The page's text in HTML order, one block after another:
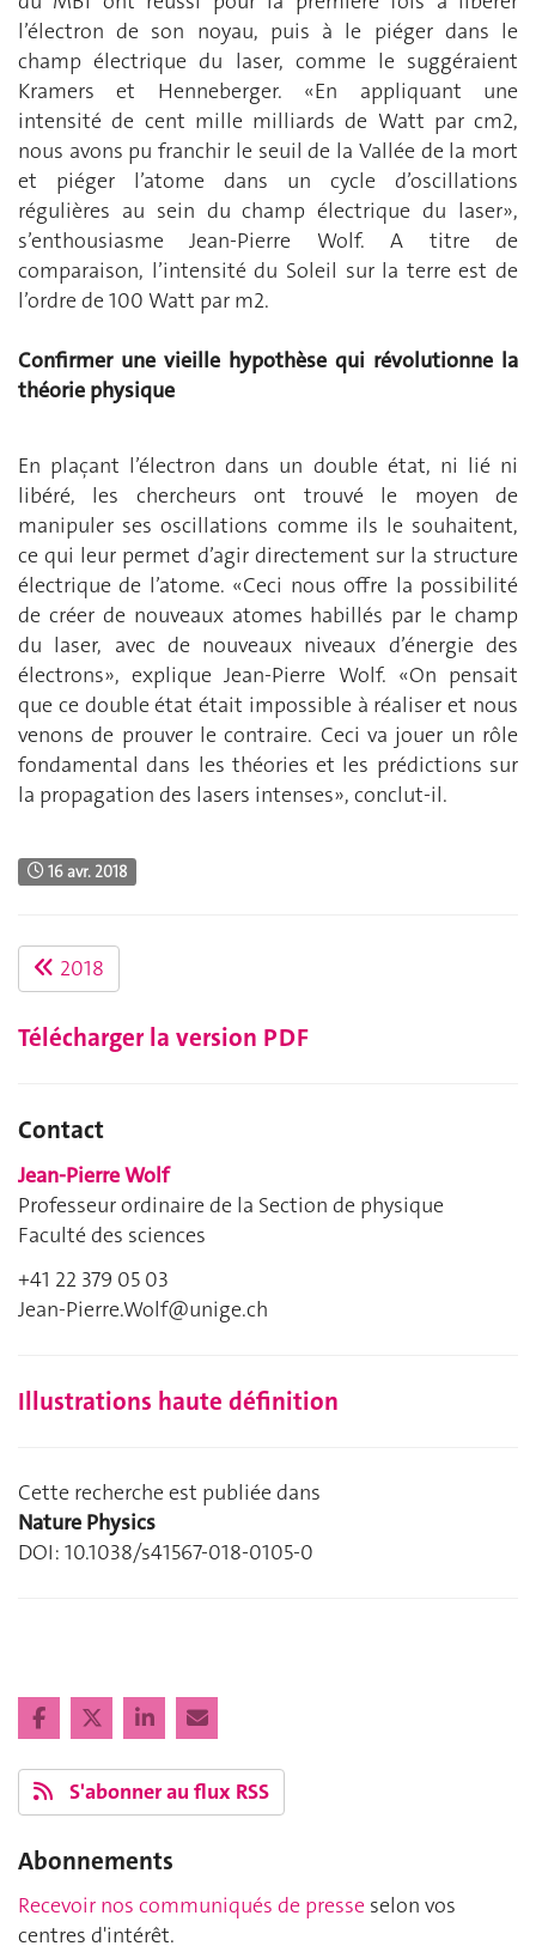
l’électron de son noyau, puis à le piéger dans le
champ électrique du laser, comme le suggéraient
Kramers et Henneberger. «En appliquant une
intensité de cent mille milliards de Watt par cm2,
nous avons pu franchir le seuil de la Vallée de la mort
et piéger l’atome dans un cycle d’oscillations
régulières au sein du champ électrique du laser»,
s’enthousiasme Jean-Pierre Wolf. A titre de
comparaison, l’intensité du Soleil sur la terre est de
l’ordre de 100 Watt par m2.
Confirmer une vieille hypothèse qui révolutionne la
théorie physique
En plaçant l’électron dans un double état, ni lié ni
libéré, les chercheurs ont trouvé le moyen de
manipuler ses oscillations comme ils le souhaitent,
ce qui leur permet d’agir directement sur la structure
électrique de l’atome. «Ceci nous offre la possibilité
de créer de nouveaux atomes habillés par le champ
du laser, avec de nouveaux niveaux d’énergie des
électrons», explique Jean-Pierre Wolf. «On pensait
que ce double état était impossible à réaliser et nous
venons de prouver le contraire. Ceci va jouer un rôle
fondamental dans les théories et les prédictions sur
la propagation des lasers intenses», conclut-il.
16 avr. 2018
2018
Télécharger la version PDF
Contact
Jean-Pierre Wolf
Professeur ordinaire de la Section de physique
Faculté des sciences
+41 22 379 05 03
Jean-Pierre.Wolf@unige.ch
Illustrations haute définition
Cette recherche est publiée dans
Nature Physics
DOI: 10.1038/s41567-018-0105-0
S'abonner au flux RSS
Abonnements
Recevoir nos communiqués de presse selon vos
centres d'intérêt.